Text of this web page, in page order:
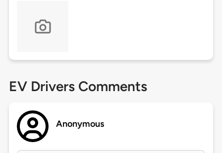
EV Drivers Comments
Anonymous